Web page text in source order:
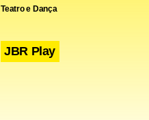
Teatro e Dança
JBR Play